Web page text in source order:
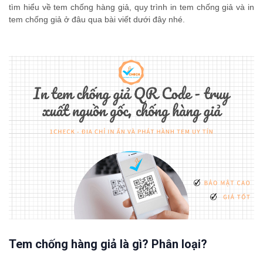
tìm hiểu về tem chống hàng giả, quy trình in tem chống giả và in
tem chống giả ở đâu qua bài viết dưới đây nhé.
Tem chống hàng giả là gì? Phân loại?